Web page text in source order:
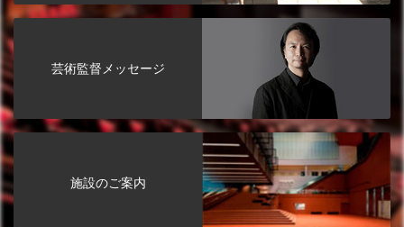
芸術監督メッセージ
施設のご案内